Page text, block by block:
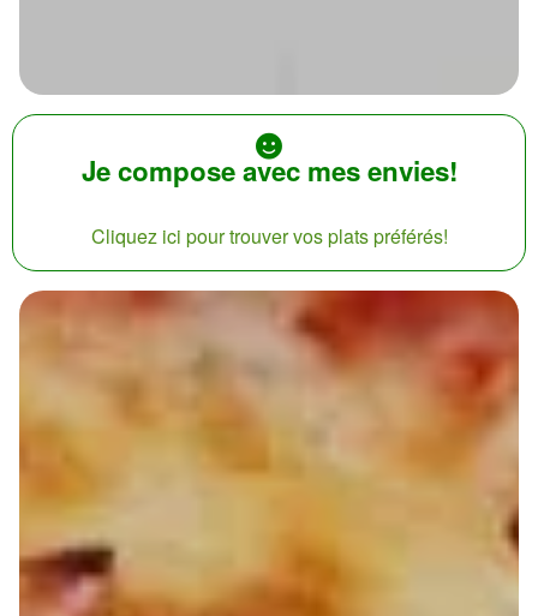
Je compose avec mes envies!
Cliquez ici pour trouver vos plats préférés!